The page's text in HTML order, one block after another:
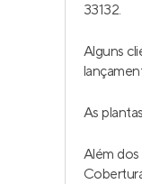
33132.
Alguns
As
Além